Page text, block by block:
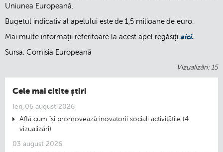
Uniunea Europeană.
Bugetul indicativ al apelului este de 1,5 milioane de euro.
Mai multe informații referitoare la acest apel regăsiți aici.
Sursa: Comisia Europeană
Vizualizări: 15
Cele mai citite știri
Ieri, 06 august 2026
Află cum își promovează inovatorii sociali activitățile (4
vizualizări)
03 august 2026